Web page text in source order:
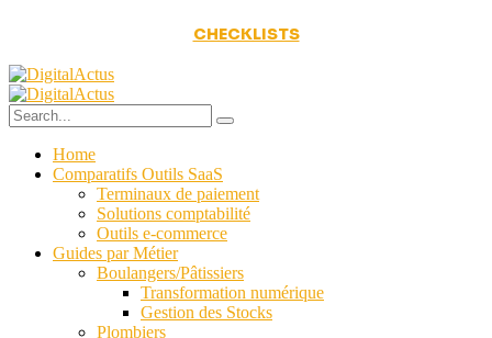
CHECKLISTS
Home
Comparatifs Outils SaaS
Terminaux de paiement
Solutions comptabilité
Outils e-commerce
Guides par Métier
Boulangers/Pâtissiers
Transformation numérique
Gestion des Stocks
Plombiers